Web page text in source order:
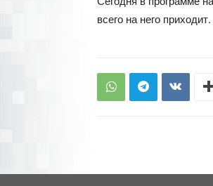
всего на него